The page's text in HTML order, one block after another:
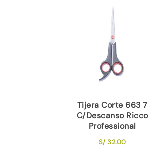
Tijera Corte 663 7
C/Descanso Ricco
Professional
S/ 32.00